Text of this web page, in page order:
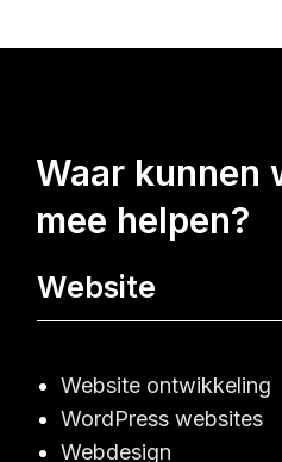
waar kunnen wij je
mee helpen?
Website
Website ontwikkeling
WordPress websites
Webdesign